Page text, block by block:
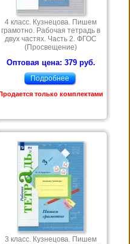
4 класс. Кузнецова. Пишем
грамотно. Рабочая тетрадь в
двух частях. Часть 2. ФГОС
(Просвещение)
Оптовая цена: 379 руб.
Подробнее
Продается только комплектами
3 класс. Кузнецова. Пишем